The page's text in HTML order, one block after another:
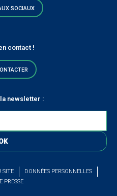
SOCIAUX
contact !
newsletter :
SITE
DONNÉES PERSONNELLES
PRESSE